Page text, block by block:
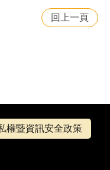
回上一頁
權暨資訊安全政策